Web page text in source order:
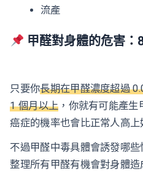
流產
甲醛對身體的危害：
只要你長期在甲醛濃度超過
1 個月以上 ，你就有可能產
癌症的機率也會比正常人高上
不過甲醛中毒具體會誘發哪
整理所有甲醛有機會對身體造